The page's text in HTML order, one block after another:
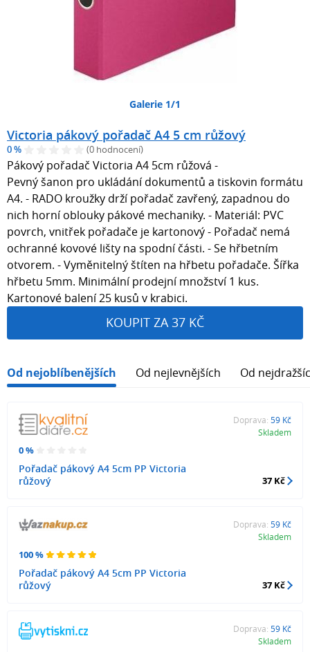
Galerie 1/1
Victoria pákový pořadač A4 5 cm růžový
0 % (0 hodnocení)
Pákový pořadač Victoria A4 5cm růžová -
Pevný šanon pro ukládání dokumentů a tiskovin formátu
A4. - RADO kroužky drží pořadač zavřený, zapadnou do
nich horní oblouky pákové mechaniky. - Materiál: PVC
povrch, vnitřek pořadače je kartonový - Pořadač nemá
ochranné kovové lišty na spodní části. - Se hřbetním
otvorem. - Vyměnitelný štíten na hřbetu pořadače. Šířka
hřbetu 5mm. Minimální prodejní množství 1 kus.
Kartonové balení 25 kusů v krabici.
KOUPIT ZA 37 KČ
Od nejoblíbenějších Od nejlevnějších Od
0 %
Pořadač pákový A4 5cm PP Victoria
růžový
Doprava: 59 Kč
Skladem
37 Kč
100 %
Pořadač pákový A4 5cm PP Victoria
růžový
Doprava: 59 Kč
Skladem
37 Kč
Doprava: 59 Kč
Skladem